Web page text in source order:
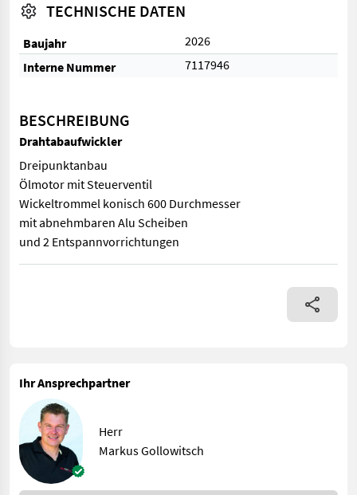
TECHNISCHE DATEN
Baujahr
2026
Interne Nummer
7117946
BESCHREIBUNG
Drahtabaufwickler
Dreipunktanbau
Ölmotor mit Steuerventil
Wickeltrommel konisch 600 Durchmesser
mit abnehmbaren Alu Scheiben
und 2 Entspannvorrichtungen
Dreipunktanbau Ölmotor mit Steuerventil Wickeltrommel
Ihr Ansprechpartner
Herr
Markus Gollowitsch